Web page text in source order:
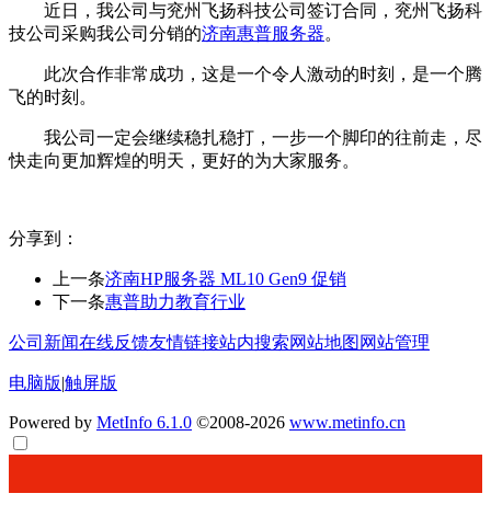
近日，我公司与兖州飞扬科技公司签订合同，兖州飞扬科
技公司采购我公司分销的济南惠普服务器。
此次合作非常成功，这是一个令人激动的时刻，是一个腾
飞的时刻。
我公司一定会继续稳扎稳打，一步一个脚印的往前走，尽
快走向更加辉煌的明天，更好的为大家服务。
分享到：
上一条济南HP服务器 ML10 Gen9 促销
下一条惠普助力教育行业
公司新闻在线反馈友情链接站内搜索网站地图 网站管理
电脑版|触屏版
Powered by MetInfo 6.1.0 ©2008-2026 www.metinfo.cn